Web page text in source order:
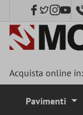
principale
Acquista online in:
Pavimenti